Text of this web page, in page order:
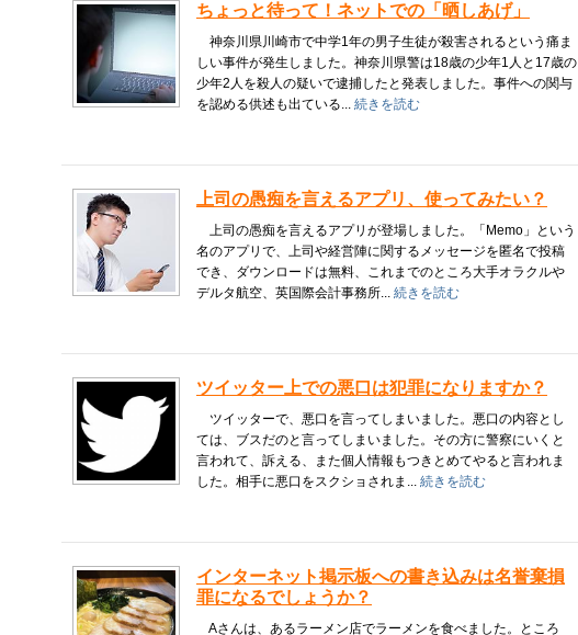
ちょっと待って！ネットでの「晒しあげ」
神奈川県川崎市で中学1年の男子生徒が殺害されるという痛ま
しい事件が発生しました。神奈川県警は18歳の少年1人と17歳の
少年2人を殺人の疑いで逮捕したと発表しました。事件への関与
を認める供述も出ている... 続きを読む
上司の愚痴を言えるアプリ、使ってみたい？
上司の愚痴を言えるアプリが登場しました。「Memo」という
名のアプリで、上司や経営陣に関するメッセージを匿名で投稿
でき、ダウンロードは無料、これまでのところ大手オラクルや
デルタ航空、英国際会計事務所... 続きを読む
ツイッター上での悪口は犯罪になりますか？
ツイッターで、悪口を言ってしまいました。悪口の内容とし
ては、ブスだのと言ってしまいました。その方に警察にいくと
言われて、訴える、また個人情報もつきとめてやると言われま
した。相手に悪口をスクショされま... 続きを読む
インターネット掲示板への書き込みは名誉棄損
罪になるでしょうか？
Aさんは、あるラーメン店でラーメンを食べました。ところ